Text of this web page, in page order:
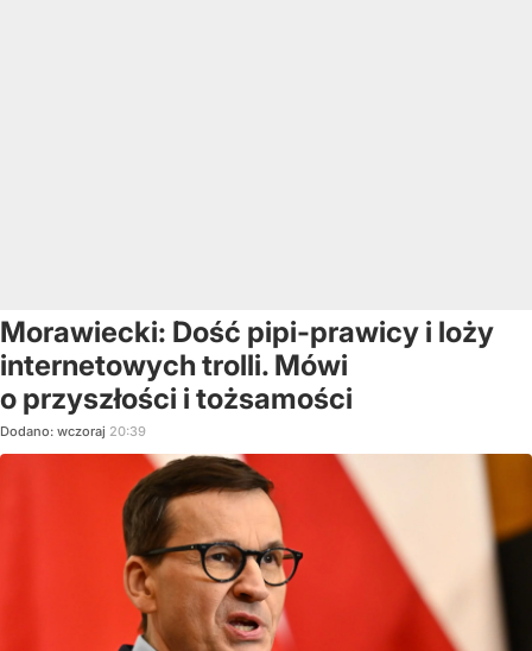
Morawiecki: Dość pipi-prawicy i loży
internetowych trolli. Mówi
o przyszłości i tożsamości
Dodano: wczoraj 20:39